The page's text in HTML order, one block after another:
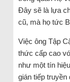
Đây sẽ là lựa
cũ, mà họ tức
Việc ông Tập
thức cấp cao
như một tín
gián tiếp truyền